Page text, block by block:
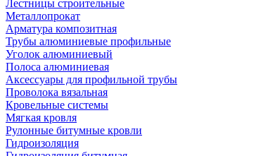
Лестницы строительные
Металлопрокат
Арматура композитная
Трубы алюминиевые профильные
Уголок алюминиевый
Полоса алюминиевая
Аксессуары для профильной трубы
Проволока вязальная
Кровельные системы
Мягкая кровля
Рулонные битумные кровли
Гидроизоляция